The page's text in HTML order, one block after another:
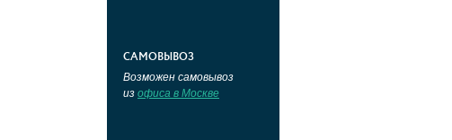
САМОВЫВОЗ
Возможен самовывоз
из офиса в Москве